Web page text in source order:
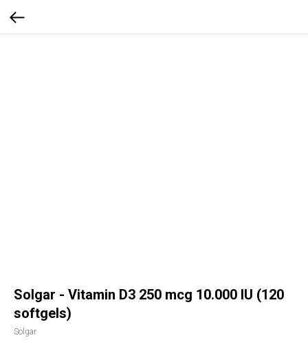
Solgar - Vitamin D3 250 mcg 10.000 IU (120
softgels)
Solgar